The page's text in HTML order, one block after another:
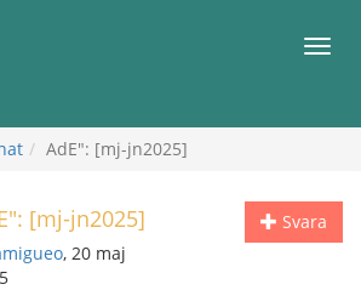
Meny
AdE": [mj-jn2025]
Svara
[mj-jn2025]
, 20 maj